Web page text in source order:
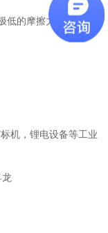
低的摩擦力下保证接
机，锂电设备等工业
龙